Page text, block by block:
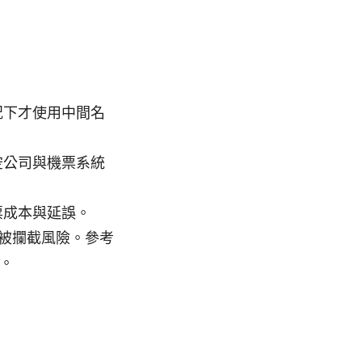
才使用中間名
司與機票系統
本與延誤。
攔截風險。參考